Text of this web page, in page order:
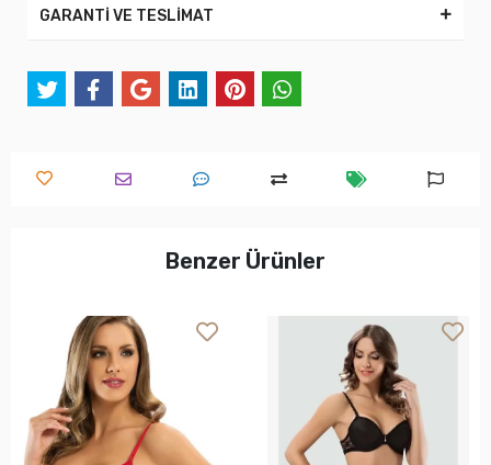
GARANTİ VE TESLİMAT
Benzer Ürünler